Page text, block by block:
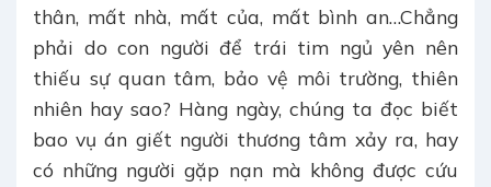
thân, mất nhà, mất của, mất bình an…Chẳng
phải do con người để trái tim ngủ yên nên
thiếu sự quan tâm, bảo vệ môi trường, thiên
nhiên hay sao? Hàng ngày, chúng ta đọc biết
bao vụ án giết người thương tâm xảy ra, hay
có những người gặp nạn mà không được cứu